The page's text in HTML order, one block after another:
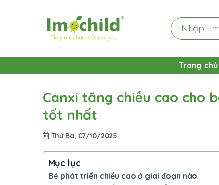
Tìm
kiếm:
Trang chủ
Canxi tăng chiều cao cho
tốt nhất
Thứ Ba, 07/10/2025
Mục lục
Bé phát triển chiều cao ở giai đoạn nào